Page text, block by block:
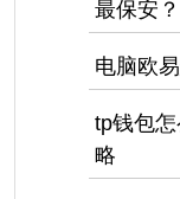
最保安？
电脑欧
tp钱包
略